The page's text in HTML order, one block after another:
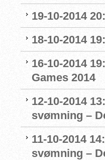
19-10-2014
18-10-2014
16-10-2014
Games 2014
12-10-2014
svømning –
11-10-2014
svømning –